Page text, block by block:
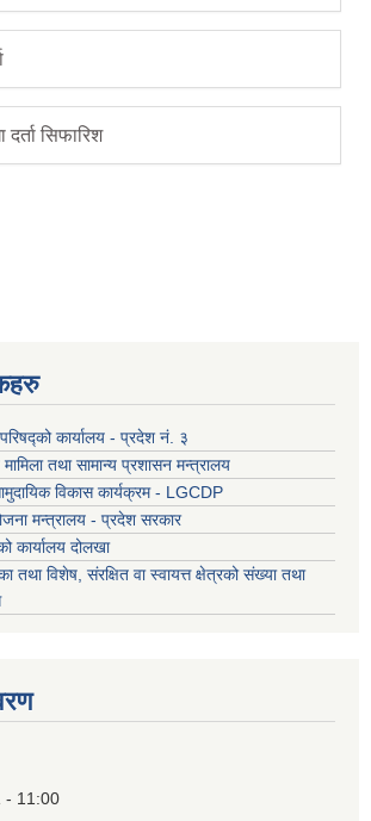
दर्ता सिफारिश
कार्यालय - प्रदेश नं. ३
तथा सामान्य प्रशासन मन्त्रालय
विकास कार्यक्रम - LGCDP
मन्त्रालय - प्रदेश सरकार
कार्यालय दोलखा
तथा विशेष, संरक्षित वा स्वायत्त क्षेत्रको संख्या तथा
- 11:00